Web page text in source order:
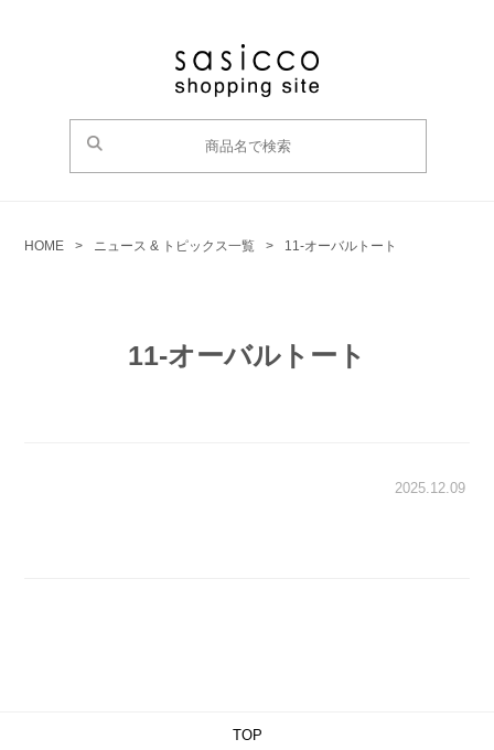
HOME > ニュース & トピックス一覧 > 11-オーバルトート
11-オーバルトート
2025.12.09
TOP